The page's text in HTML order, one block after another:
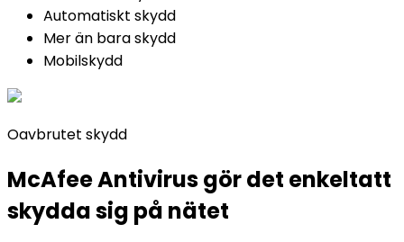
Automatiskt skydd
Mer än bara skydd
Mobilskydd
Oavbrutet skydd
McAfee Antivirus gör det enkeltatt
skydda sig på nätet